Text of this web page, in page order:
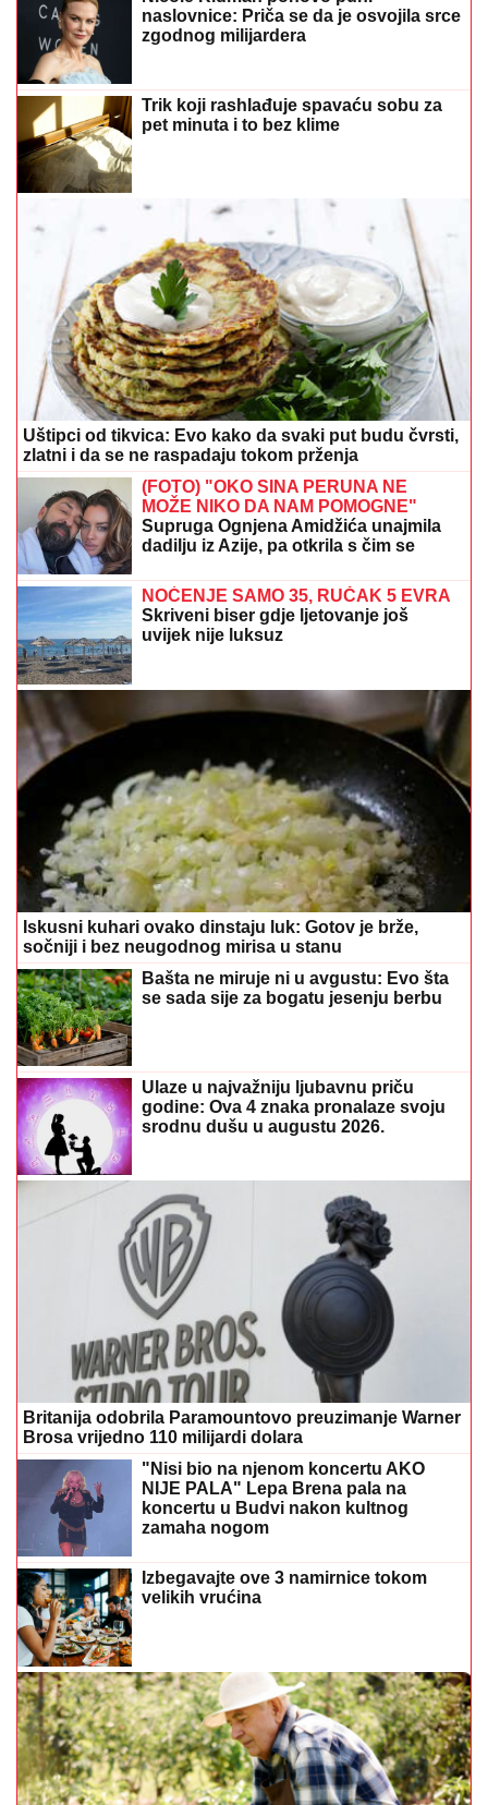
naslovnice: Priča se da je osvojila srce
zgodnog milijardera
Trik koji rashlađuje spavaću sobu za
pet minuta i to bez klime
Uštipci od tikvica: Evo kako da svaki put budu čvrsti,
zlatni i da se ne raspadaju tokom prženja
(FOTO) "OKO SINA PERUNA NE
MOŽE NIKO DA NAM POMOGNE"
Supruga Ognjena Amidžića unajmila
dadilju iz Azije, pa otkrila s čim se
NOĆENJE SAMO 35, RUČAK 5 EVRA
Skriveni biser gdje ljetovanje još
uvijek nije luksuz
Iskusni kuhari ovako dinstaju luk: Gotov je brže,
sočniji i bez neugodnog mirisa u stanu
Bašta ne miruje ni u avgustu: Evo šta
se sada sije za bogatu jesenju berbu
Ulaze u najvažniju ljubavnu priču
godine: Ova 4 znaka pronalaze svoju
srodnu dušu u augustu 2026.
Britanija odobrila Paramountovo preuzimanje Warner
Brosa vrijedno 110 milijardi dolara
"Nisi bio na njenom koncertu AKO
NIJE PALA" Lepa Brena pala na
koncertu u Budvi nakon kultnog
zamaha nogom
Izbegavajte ove 3 namirnice tokom
velikih vrućina